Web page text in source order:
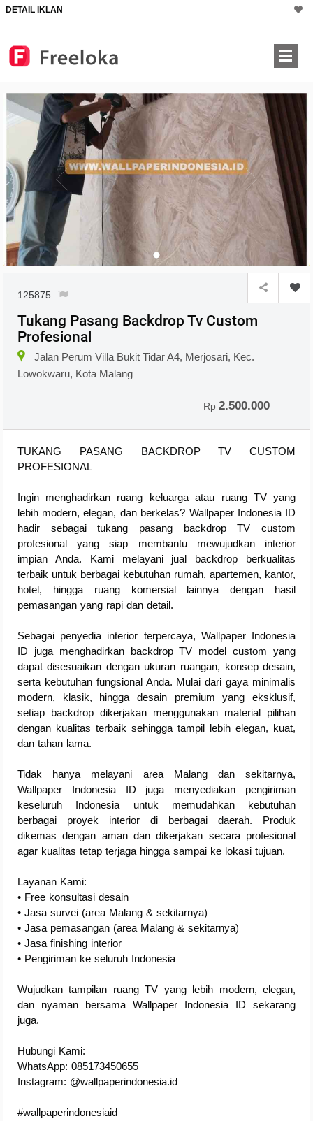
DETAIL IKLAN
125875
Tukang Pasang Backdrop Tv Custom
Profesional
Jalan Perum Villa Bukit Tidar A4, Merjosari, Kec.
Lowokwaru, Kota Malang
Rp2.500.000
TUKANG PASANG BACKDROP TV CUSTOM
PROFESIONAL
Ingin menghadirkan ruang keluarga atau ruang TV yang
lebih modern, elegan, dan berkelas? Wallpaper Indonesia ID
hadir sebagai tukang pasang backdrop TV custom
profesional yang siap membantu mewujudkan interior
impian Anda. Kami melayani jual backdrop berkualitas
terbaik untuk berbagai kebutuhan rumah, apartemen, kantor,
hotel, hingga ruang komersial lainnya dengan hasil
pemasangan yang rapi dan detail.
Sebagai penyedia interior terpercaya, Wallpaper Indonesia
ID juga menghadirkan backdrop TV model custom yang
dapat disesuaikan dengan ukuran ruangan, konsep desain,
serta kebutuhan fungsional Anda. Mulai dari gaya minimalis
modern, klasik, hingga desain premium yang eksklusif,
setiap backdrop dikerjakan menggunakan material pilihan
dengan kualitas terbaik sehingga tampil lebih elegan, kuat,
dan tahan lama.
Tidak hanya melayani area Malang dan sekitarnya,
Wallpaper Indonesia ID juga menyediakan pengiriman
keseluruh Indonesia untuk memudahkan kebutuhan
berbagai proyek interior di berbagai daerah. Produk
dikemas dengan aman dan dikerjakan secara profesional
agar kualitas tetap terjaga hingga sampai ke lokasi tujuan.
Layanan Kami:
• Free konsultasi desain
• Jasa survei (area Malang & sekitarnya)
• Jasa pemasangan (area Malang & sekitarnya)
• Jasa finishing interior
• Pengiriman ke seluruh Indonesia
Wujudkan tampilan ruang TV yang lebih modern, elegan,
dan nyaman bersama Wallpaper Indonesia ID sekarang
juga.
Hubungi Kami:
WhatsApp: 085173450655
Instagram: @wallpaperindonesia.id
#wallpaperindonesiaid